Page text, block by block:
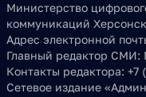
Министерство
коммуникаций
Адрес электронной
Главный редактор СМИ:
Контакты редактора: +7
Сетевое издание